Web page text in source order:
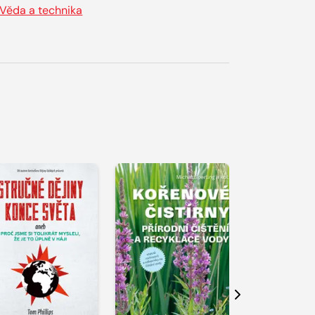
Věda a technika
Další